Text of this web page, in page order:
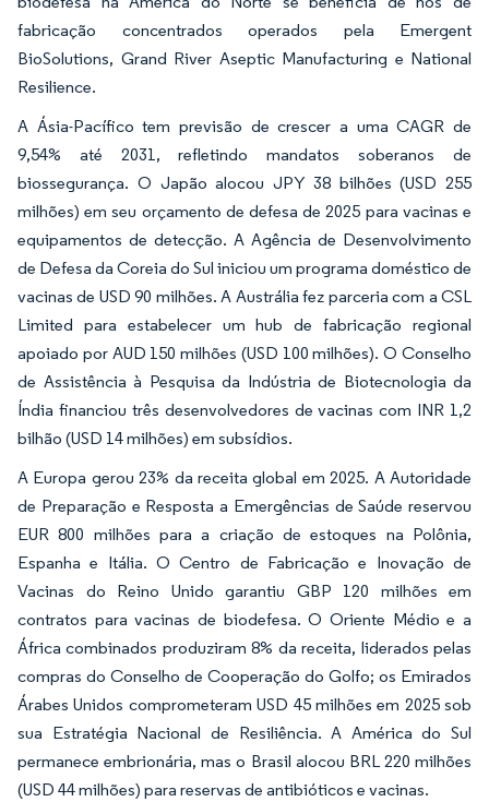
fabricação concentrados operados pela Emergent
BioSolutions, Grand River Aseptic Manufacturing e National
Resilience.
A Ásia-Pacífico tem previsão de crescer a uma CAGR de
9,54% até 2031, refletindo mandatos soberanos de
biossegurança. O Japão alocou JPY 38 bilhões (USD 255
milhões) em seu orçamento de defesa de 2025 para vacinas e
equipamentos de detecção. A Agência de Desenvolvimento
de Defesa da Coreia do Sul iniciou um programa doméstico de
vacinas de USD 90 milhões. A Austrália fez parceria com a CSL
Limited para estabelecer um hub de fabricação regional
apoiado por AUD 150 milhões (USD 100 milhões). O Conselho
de Assistência à Pesquisa da Indústria de Biotecnologia da
Índia financiou três desenvolvedores de vacinas com INR 1,2
bilhão (USD 14 milhões) em subsídios.
A Europa gerou 23% da receita global em 2025. A Autoridade
de Preparação e Resposta a Emergências de Saúde reservou
EUR 800 milhões para a criação de estoques na Polônia,
Espanha e Itália. O Centro de Fabricação e Inovação de
Vacinas do Reino Unido garantiu GBP 120 milhões em
contratos para vacinas de biodefesa. O Oriente Médio e a
África combinados produziram 8% da receita, liderados pelas
compras do Conselho de Cooperação do Golfo; os Emirados
Árabes Unidos comprometeram USD 45 milhões em 2025 sob
sua Estratégia Nacional de Resiliência. A América do Sul
permanece embrionária, mas o Brasil alocou BRL 220 milhões
(USD 44 milhões) para reservas de antibióticos e vacinas.